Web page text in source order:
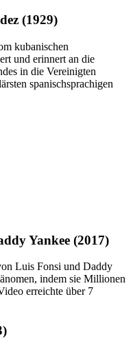
(1929)
kubanischen
und erinnert an die
in die Vereinigten
spanischsprachigen
Yankee (2017)
Luis Fonsi und Daddy
indem sie Millionen
erreichte über 7